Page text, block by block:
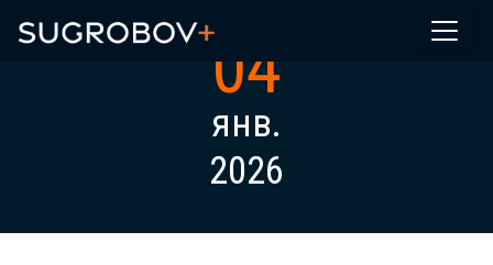
04
янв.
2026